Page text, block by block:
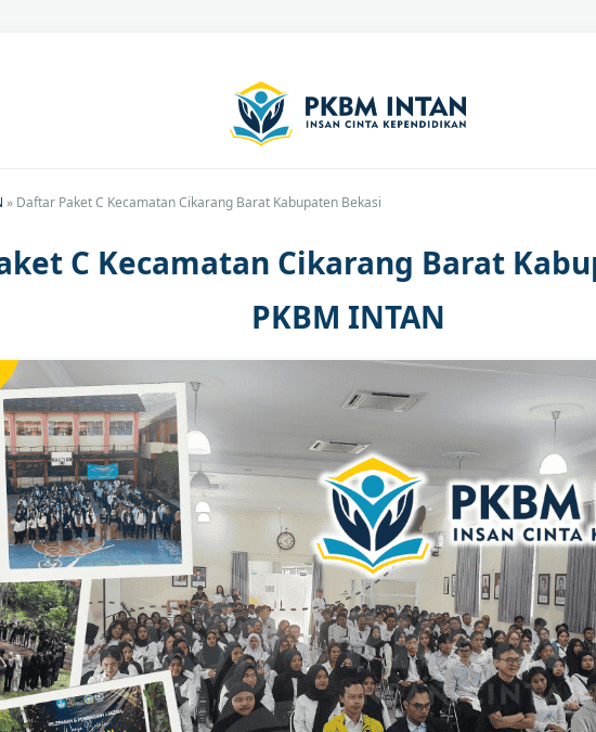
» Daftar Paket C Kecamatan Cikarang Barat Kabupaten Bekasi
C Kecamatan Cikarang Barat
PKBM INTAN